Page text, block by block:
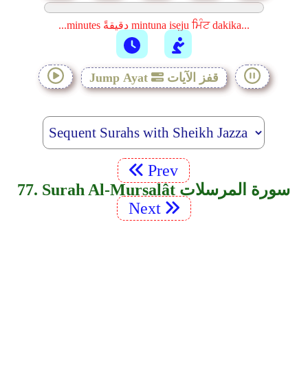
...minutes دقيقةً mintuna isẹju ਮਿੰਟ dakika...
Jump Ayat قفز الآيات
Prev
77. Surah Al-Mursalât سورة المرسلات
Next